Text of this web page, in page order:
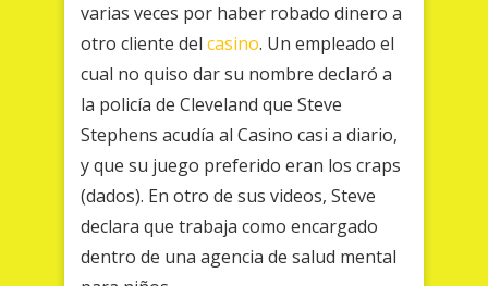
varias veces por haber robado dinero a
otro cliente del casino. Un empleado el
cual no quiso dar su nombre declaró a
la policía de Cleveland que Steve
Stephens acudía al Casino casi a diario,
y que su juego preferido eran los craps
(dados). En otro de sus videos, Steve
declara que trabaja como encargado
dentro de una agencia de salud mental